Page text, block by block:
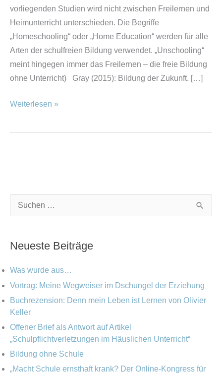
vorliegenden Studien wird nicht zwischen Freilernen und
Heimunterricht unterschieden. Die Begriffe
„Homeschooling“ oder „Home Education“ werden für alle
Arten der schulfreien Bildung verwendet. „Unschooling“
meint hingegen immer das Freilernen – die freie Bildung
ohne Unterricht) Gray (2015): Bildung der Zukunft. […]
Weiterlesen »
e
n
n
a
c
Neueste Beiträge
Was wurde aus…
Vortrag: Meine Wegweiser im Dschungel der Erziehung
Buchrezension: Denn mein Leben ist Lernen von Olivier
Keller
Offener Brief als Antwort auf Artikel
„Schulpflichtverletzungen im Häuslichen Unterricht“
Bildung ohne Schule
„Macht Schule ernsthaft krank? Der Online-Kongress für
a
e
i
e
n
r
h